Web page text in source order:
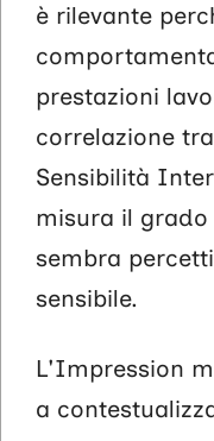
è rilevante
prestazioni
correlazione
Sensibilità
misura il
sembra
sensibile.
L'Impression
a